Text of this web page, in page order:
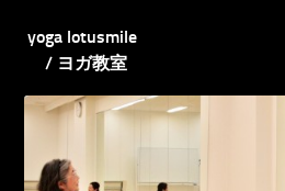
yoga lotusmile
/ ヨガ教室